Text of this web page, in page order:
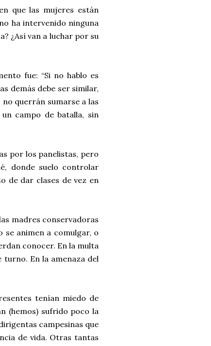
que las mujeres están
ha intervenido ninguna
¿Así van a luchar por su
fue: “Si no hablo es
demás debe ser similar,
querrán sumarse a las
campo de batalla, sin
por los panelistas, pero
donde suelo controlar
de dar clases de vez en
madres conservadoras
se animen a comulgar, o
conocer. En la multa
turno. En la amenaza del
tenían miedo de
(hemos) sufrido poco la
campesinas que
de vida. Otras tantas